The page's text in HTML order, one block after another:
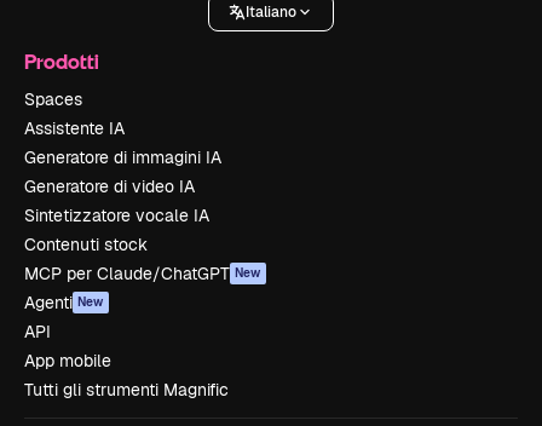
Italiano
Prodotti
Spaces
Assistente IA
Generatore di immagini IA
Generatore di video IA
Sintetizzatore vocale IA
Contenuti stock
MCP per Claude/ChatGPT New
Agenti New
API
App mobile
Tutti gli strumenti Magnific